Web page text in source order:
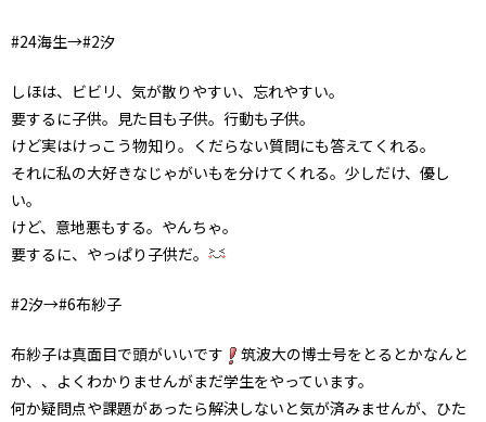
#24海生→#2汐
しほは、ビビリ、気が散りやすい、忘れやすい。
要するに子供。見た目も子供。行動も子供。
けど実はけっこう物知り。くだらない質問にも答えてくれる。
それに私の大好きなじゃがいもを分けてくれる。少しだけ、優し
い。
けど、意地悪もする。やんちゃ。
要するに、やっぱり子供だ。
#2汐→#6布紗子
布紗子は真面目で頭がいいです
筑波大の博士号をとるとかなんと
か、、よくわかりませんがまだ学生をやっています。
何か疑問点や課題があったら解決しないと気が済みませんが、ひた